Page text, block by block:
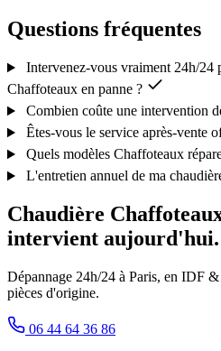
Questions fréquentes
Intervenez-vous vraiment 24h/24
Chaffoteaux en panne ?
Combien coûte une intervention
Êtes-vous le service après-vente
Quels modèles Chaffoteaux
L'entretien annuel de ma
Chaudière
intervient aujourd'hui.
Dépannage 24h/24 à Paris, en IDF
pièces d'origine.
06 44 64 36 86